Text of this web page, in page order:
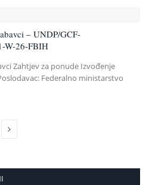
– UNDP/GCF-
W-26-FBIH
Zahtjev za ponude Izvođenje
Federalno ministarstvo
Next